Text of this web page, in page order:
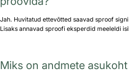
Jah. Huvitatud ettevõtted saavad sproof
Lisaks annavad sproofi eksperdid meeleldi
Miks on andmete